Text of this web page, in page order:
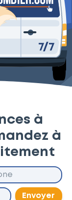
à
à
Envoyer